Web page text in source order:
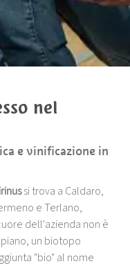
nel
e vinificazione in
si trova a Caldaro,
e Terlano,
dell'azienda non è
un biotopo
"bio" al nome